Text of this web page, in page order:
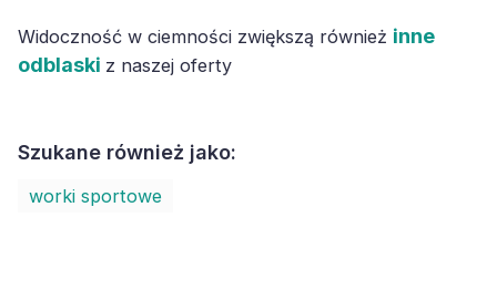
Widoczność w ciemności zwiększą również inne
odblaski z naszej oferty
Szukane również jako:
worki sportowe